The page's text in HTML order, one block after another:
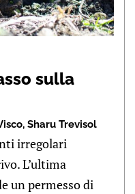
sulla
, Sharu Trevisol
irregolari
L’ultima
un permesso di